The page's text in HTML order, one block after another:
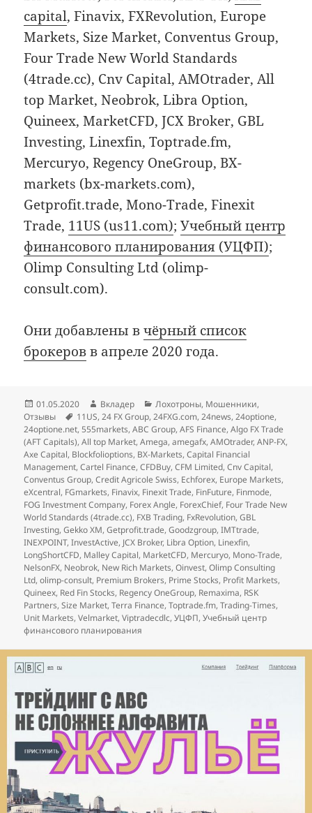
capital, Finavix, FXRevolution, Europe
Markets, Size Market, Conventus Group,
Four Trade New World Standards
(4trade.cc), Cnv Capital, AMOtrader, All
top Market, Neobrok, Libra Option,
Quineex, MarketCFD, JCX Broker, GBL
Investing, Linexfin, Toptrade.fm,
Mercuryo, Regency OneGroup, BX-
markets (bx-markets.com),
Getprofit.trade, Mono-Trade, Finexit
Trade, 11US (us11.com);Учебный центр
финансового планирования (УЦФП);
Olimp Consulting Ltd (olimp-
consult.com).
Они добавлены вчёрный список
брокеровв апреле 2020 года.
Опубликовано
01.05.2020 Автор
Вкладер Рубрики
Лохотроны, Мошенники,
Отзывы
Метки
11US,24 FX Group,24FXG.com,24news,24optione,
24optione.net,555markets,ABC Group,AFS Finance,Algo FX Trade
(AFT Capitals),All top Market,Amega,amegafx,AMOtrader,ANP-FX,
Axe Capital, Blockfolioptions, BX-Markets,Capital Financial
Management,Cartel Finance,CFDBuy,CFM Limited,Cnv Capital,
Conventus Group,Credit Agricole Swiss, Echforex, Europe Markets,
eXcentral, FGmarkets, Finavix, Finexit Trade, FinFuture, Finmode,
FOG Investment Company, Forex Angle, ForexChief, Four Trade New
World Standards (4trade.cc), FXB Trading, FxRevolution,GBL
Investing,Gekko XM,Getprofit.trade,Goodzgroup,IMTtrade,
INEXPOINT,InvestActive, JCX Broker, Libra Option, Linexfin,
LongShortCFD, Malley Capital, MarketCFD, Mercuryo, Mono-Trade,
NelsonFX, Neobrok, New Rich Markets,Oinvest,Olimp Consulting
Ltd,olimp-consult, Premium Brokers, Prime Stocks, Profit Markets,
Quineex, Red Fin Stocks, Regency OneGroup, Remaxima, RSK
Partners,Size Market,Terra Finance,Toptrade.fm,Trading-Times,
Unit Markets,Velmarket,Viptradecdlc,УЦФП,Учебный центр
финансового планирования